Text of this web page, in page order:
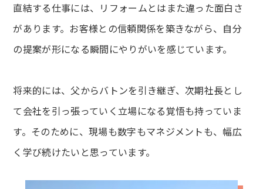
直結する仕事には、リフォームとはまた違った面白さ
があります。お客様との信頼関係を築きながら、自分
の提案が形になる瞬間にやりがいを感じています。
将来的には、父からバトンを引き継ぎ、次期社長とし
て会社を引っ張っていく立場になる覚悟も持っていま
す。そのために、現場も数字もマネジメントも、幅広
く学び続けたいと思っています。